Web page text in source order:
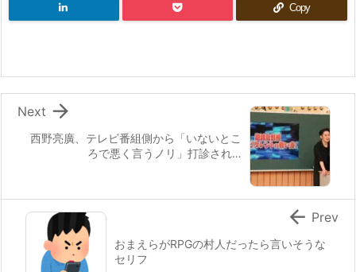
Copy
西野亮廣、テレビ番組側から「いないとこ
ろで悪く言うノリ」打診され…

Next
おまえらがRPGの村人だったら言いそうな
セリフ
 Prev